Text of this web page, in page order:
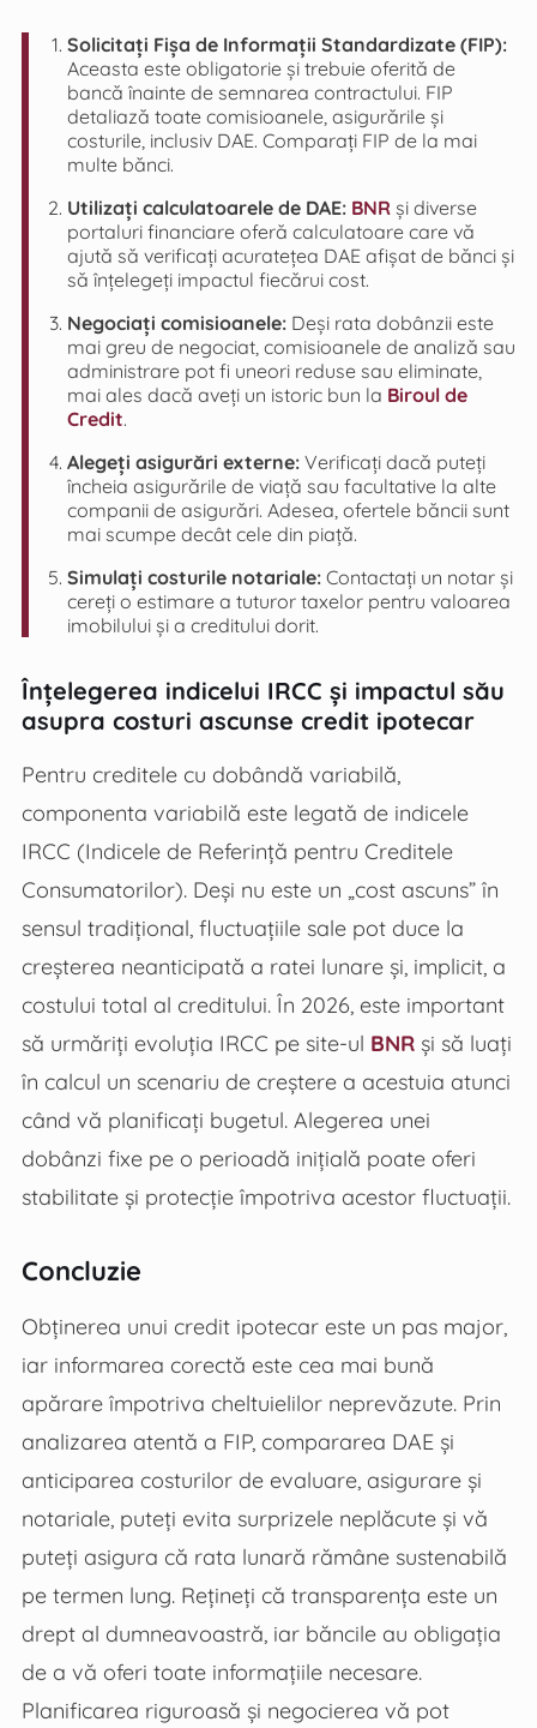
Solicitați Fișa de Informații Standardizate (FIP):
Aceasta este obligatorie și trebuie oferită de
bancă înainte de semnarea contractului. FIP
detaliază toate comisioanele, asigurările și
costurile, inclusiv DAE. Comparați FIP de la mai
multe bănci.
Utilizați calculatoarele de DAE: BNRși diverse
portaluri financiare oferă calculatoare care vă
ajută să verificați acuratețea DAE afișat de bănci și
să înțelegeți impactul fiecărui cost.
Negociați comisioanele:Deși rata dobânzii este
mai greu de negociat, comisioanele de analiză sau
administrare pot fi uneori reduse sau eliminate,
mai ales dacă aveți un istoric bun la Biroul de
Credit.
Alegeți asigurări externe:Verificați dacă puteți
încheia asigurările de viață sau facultative la alte
companii de asigurări. Adesea, ofertele băncii sunt
mai scumpe decât cele din piață.
Simulați costurile notariale:Contactați un notar și
cereți o estimare a tuturor taxelor pentru valoarea
imobilului și a creditului dorit.
Înțelegerea indicelui IRCC și impactul său
asupra costuri ascunse credit ipotecar
Pentru creditele cu dobândă variabilă,
componenta variabilă este legată de indicele
IRCC (Indicele de Referință pentru Creditele
Consumatorilor). Deși nu este un „cost ascuns” în
sensul tradițional, fluctuațiile sale pot duce la
creșterea neanticipată a ratei lunare și, implicit, a
costului total al creditului. În 2026, este important
să urmăriți evoluția IRCC pe site-ul BNRși să luați
în calcul un scenariu de creștere a acestuia atunci
când vă planificați bugetul. Alegerea unei
dobânzi fixe pe o perioadă inițială poate oferi
stabilitate și protecție împotriva acestor fluctuații.
Concluzie
Obținerea unui credit ipotecar este un pas major,
iar informarea corectă este cea mai bună
apărare împotriva cheltuielilor neprevăzute. Prin
analizarea atentă a FIP, compararea DAE și
anticiparea costurilor de evaluare, asigurare și
notariale, puteți evita surprizele neplăcute și vă
puteți asigura că rata lunară rămâne sustenabilă
pe termen lung. Rețineți că transparența este un
drept al dumneavoastră, iar băncile au obligația
de a vă oferi toate informațiile necesare.
Planificarea riguroasă și negocierea vă pot